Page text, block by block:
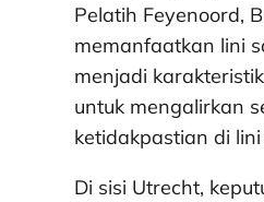
Pelatih Feyenoord,
memanfaatkan lini
menjadi
untuk mengalirkan
ketidakpastian di
Di sisi Utrecht,